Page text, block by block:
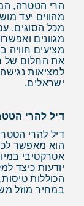
הרי הטטרה,
מהווים יעד
מכל הסוגים.
מגוונים
מציעים חוויה
את החלום של
למציאות
ישראלים.
דיל להרי
דיל להרי
הוא מאפשר
אטרקטיבי
יודעות כיצד
הכוללות
במחיר מוזל